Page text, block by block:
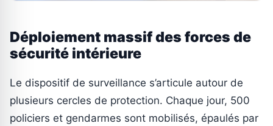
Déploiement massif des forces de
sécurité intérieure
Le dispositif de surveillance s’articule autour de
plusieurs cercles de protection. Chaque jour, 500
policiers et gendarmes sont mobilisés, épaulés par